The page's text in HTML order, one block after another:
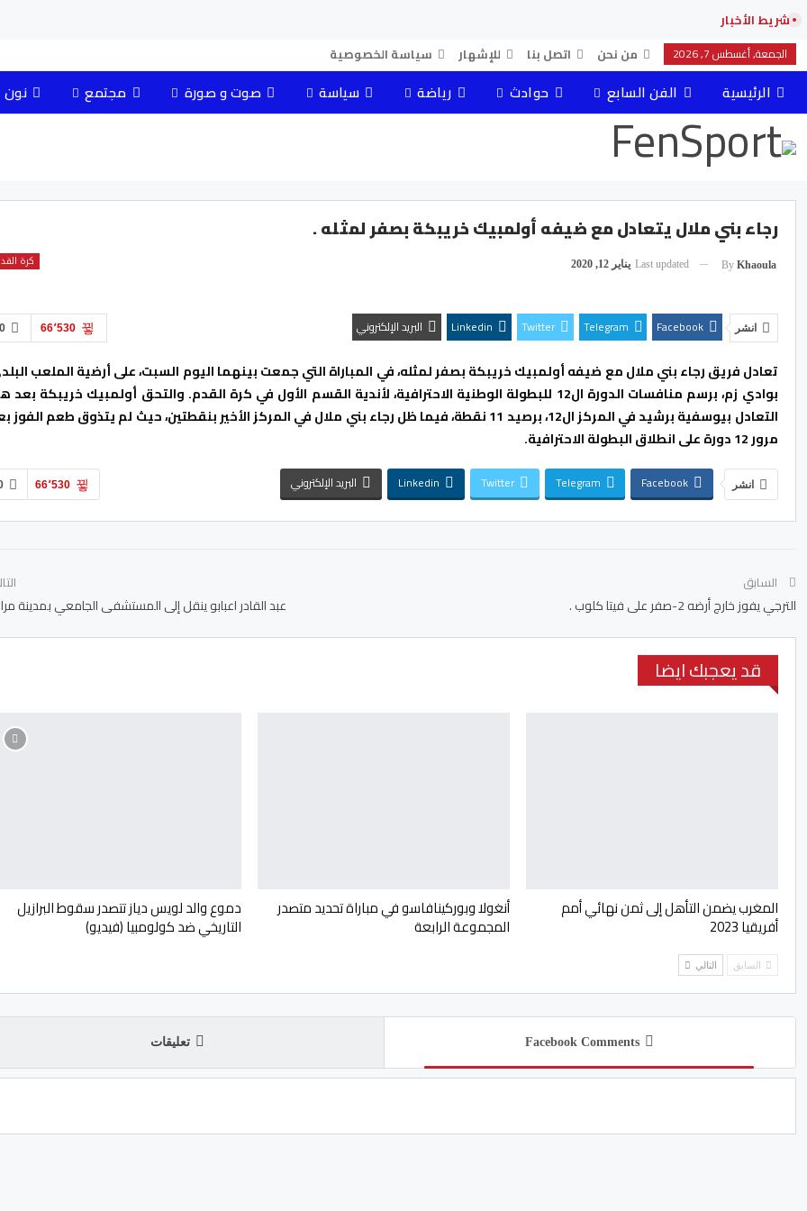
شريط الأخبار
الجمعة, أغسطس 7, 2026 من نحن اتصل بنا للإشهار سياسة الخصوصية
الرئيسية الفن السابع حوادث رياضة سياسة صوت و صورة مجتمع نون
رجاء بني ملال يتعادل مع ضيفه أولمبيك خريبكة بصفر لمثله .
كرة By Khaoula
Last updated يناير 12, 2020
66٬530 انشر Facebook
Telegram
Twitter
Linkedin البريد الإلكتروني
تعادل فريق رجاء بني ملال مع ضيفه أولمبيك خريبكة بصفر لمثله، في المباراة التي جمعت بينهما اليوم السبت، على أرضية الملعب
بوادي زم، برسم منافسات الدورة ال12 للبطولة الوطنية الاحترافية، لأندية القسم الأول في كرة القدم.
والتحق أولمبيك خريبكة بعد
التعادل بيوسفية برشيد في المركز ال12، برصيد 11 نقطة، فيما ظل رجاء بني ملال في المركز الأخير بنقطتين، حيث لم يتذوق طعم
مرور 12 دورة على انطلاق البطولة الاحترافية.
66٬530 انشر Facebook
Telegram
Twitter
Linkedin البريد الإلكتروني
السابق
الترجي يفوز خارج أرضه 2-صفر على فيتا كلوب . عبد القادر اعبابو ينقل إلى المستشفى الجامعي بمدينة
قد يعجبك ايضا
المغرب يضمن التأهل إلى ثمن نهائي أمم
أفريقيا 2023
أنغولا وبوركينافاسو في مباراة تحديد متصدر
المجموعة الرابعة
دموع والد لويس دياز تتصدر سقوط البرازيل
التاريخي ضد كولومبيا (فيديو)
السابق التالي
Facebook Comments تعليقات